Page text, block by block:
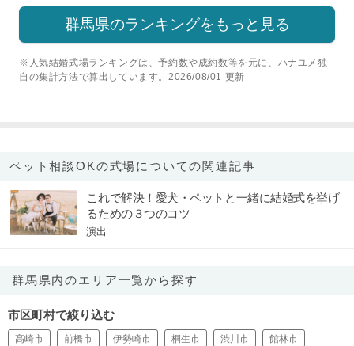
群馬県のランキングをもっと見る
※人気結婚式場ランキングは、予約数や成約数等を元に、ハナユメ独
自の集計方法で算出しています。2026/08/01 更新
ペット相談OKの式場についての関連記事
これで解決！愛犬・ペットと一緒に結婚式を挙げ
るための３つのコツ
演出
群馬県内のエリア一覧から探す
市区町村で絞り込む
高崎市 前橋市 伊勢崎市 桐生市 渋川市 館林市